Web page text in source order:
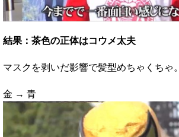
結果：茶色の正体はコウメ太夫
マスクを剥いだ影響で髪型めちゃくちゃ。
金 → 青